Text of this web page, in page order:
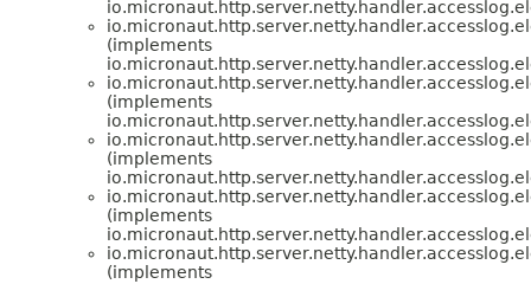
(implements
(implements
(implements
(implements
(implements